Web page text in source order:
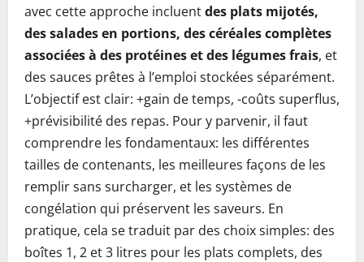
avec cette approche incluentdes plats mijotés,
des salades en portions, des céréales complètes
associées à des protéines et des légumes frais, et
des sauces prêtes à l’emploi stockées séparément.
L’objectif est clair: +gain de temps, -coûts superflus,
+prévisibilité des repas. Pour y parvenir, il faut
comprendre les fondamentaux: les différentes
tailles de contenants, les meilleures façons de les
remplir sans surcharger, et les systèmes de
congélation qui préservent les saveurs. En
pratique, cela se traduit par des choix simples: des
boîtes 1, 2 et 3 litres pour les plats complets, des